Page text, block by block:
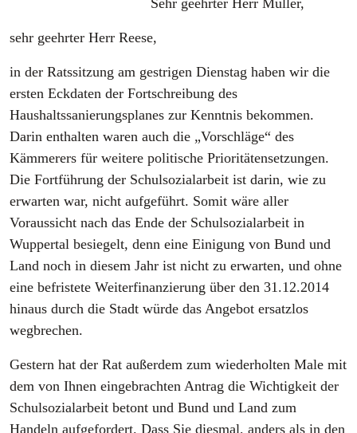
sehr geehrter Herr Reese,
in der Ratssitzung am gestrigen Dienstag haben wir die
ersten Eckdaten der Fortschreibung des
Haushaltssanierungsplanes zur Kenntnis bekommen.
Darin enthalten waren auch die „Vorschläge“ des
Kämmerers für weitere politische Prioritätensetzungen.
Die Fortführung der Schulsozialarbeit ist darin, wie zu
erwarten war, nicht aufgeführt. Somit wäre aller
Voraussicht nach das Ende der Schulsozialarbeit in
Wuppertal besiegelt, denn eine Einigung von Bund und
Land noch in diesem Jahr ist nicht zu erwarten, und ohne
eine befristete Weiterfinanzierung über den 31.12.2014
hinaus durch die Stadt würde das Angebot ersatzlos
wegbrechen.
Gestern hat der Rat außerdem zum wiederholten Male mit
dem von Ihnen eingebrachten Antrag die Wichtigkeit der
Schulsozialarbeit betont und Bund und Land zum
Handeln aufgefordert. Dass Sie diesmal, anders als in den